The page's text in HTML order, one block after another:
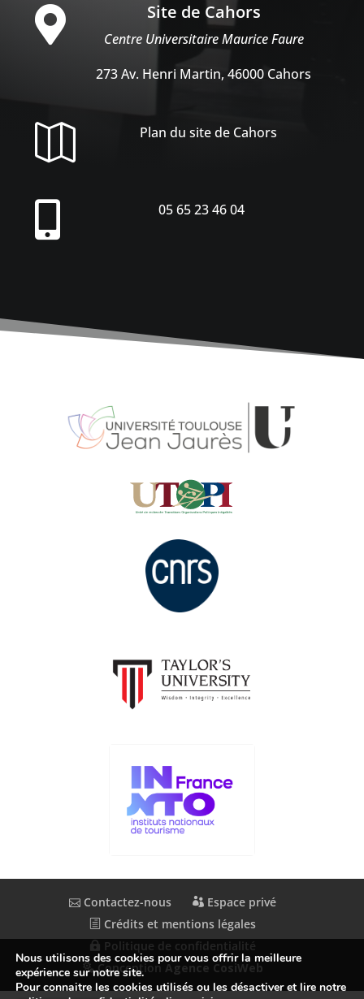
 Site de Cahors
Centre Universitaire Maurice Faure
273 Av. Henri Martin, 46000 Cahors
 Plan du site de Cahors
 05 65 23 46 04
Contactez-nous
Espace privé
Crédits et mentions légales
Politique de confidentialité
Conception Agence CosiWeb
Nous utilisons des cookies pour vous offrir la meilleure
expérience sur notre site.
Pour connaitre les cookies utilisés ou les désactiver et lire notre